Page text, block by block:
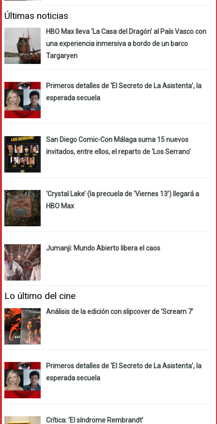
Últimas noticias
HBO Max lleva ‘La Casa del Dragón’ al País Vasco con
una experiencia inmersiva a bordo de un barco
Targaryen
Primeros detalles de ‘El Secreto de La Asistenta’, la
esperada secuela
San Diego Comic-Con Málaga suma 15 nuevos
invitados, entre ellos, el reparto de ‘Los Serrano’
‘Crystal Lake’ (la precuela de ‘Viernes 13’) llegará a
HBO Max
Jumanji: Mundo Abierto libera el caos
Lo último del cine
Análisis de la edición con slipcover de ‘Scream 7’
Primeros detalles de ‘El Secreto de La Asistenta’, la
esperada secuela
Crítica: ‘El síndrome Rembrandt’